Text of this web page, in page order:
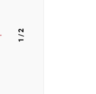
1
/ 2